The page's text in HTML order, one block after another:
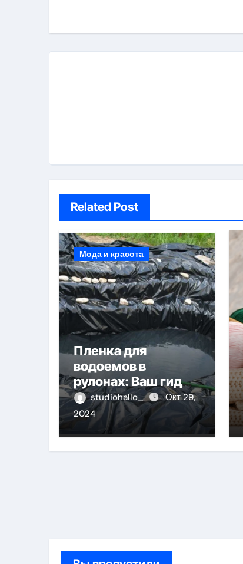
Related Post
Мода и красота
Пленка для
водоемов в
рулонах: Ваш гид
для выбора и
применения
studiohallo_
Окт 29,
2024